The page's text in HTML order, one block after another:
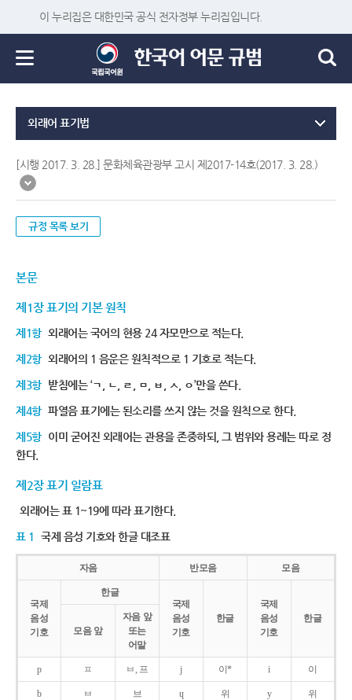
이 누리집은 대한민국 공식 전자정부 누리집입니다.
외래어 표기법
[시행 2017. 3. 28.] 문화체육관광부 고시 제2017-14호(2017. 3. 28.)
규정 목록 보기
본문
제1장 표기의 기본 원칙
제1항 외래어는 국어의 현용 24 자모만으로 적는다.
제2항 외래어의 1 음운은 원칙적으로 1 기호로 적는다.
제3항 받침에는 ‘ㄱ, ㄴ, ㄹ, ㅁ, ㅂ, ㅅ, ㅇ’만을 쓴다.
제4항 파열음 표기에는 된소리를 쓰지 않는 것을 원칙으로 한다.
제5항 이미 굳어진 외래어는 관용을 존중하되, 그 범위와 용례는 따로 정
한다.
제2장 표기 일람표
외래어는 표 1~19에 따라 표기한다.
표 1 국제 음성 기호와 한글 대조표
자음 반모음 모음
국제
음성
기호
한글
국제
음성
기호
한글
국제
음성
기호
한글
모음 앞
자음 앞
또는
어말
p ㅍ ㅂ, 프 j 이* i 이
b ㅂ 브 ɥ 위 y 위